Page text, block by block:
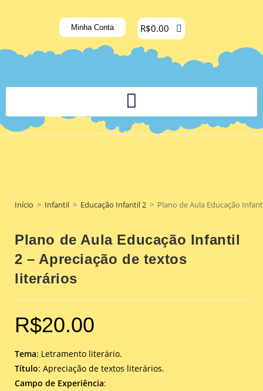
Minha Conta R$0.00
Início > Infantil > Educação Infantil 2 > Plano de Aula Educação
Plano de Aula Educação Infantil
2 – Apreciação de textos
literários
R$20.00
Tema: Letramento literário.
Título: Apreciação de textos literários.
Campo de Experiência: